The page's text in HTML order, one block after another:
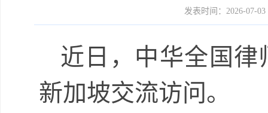
发表时间：2026-07-03
近日，中华全国
新加坡交流访问。